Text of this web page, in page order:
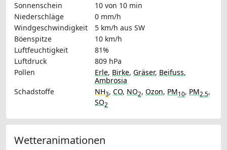
Sonnenschein
10 von 10 min
Niederschläge
0 mm/h
Windgeschwindigkeit
5 km/h aus SW
Böenspitze
10 km/h
Luftfeuchtigkeit
81%
Luftdruck
809 hPa
Pollen
Erle, Birke, Gräser, Beifuss,
Ambrosia
Schadstoffe
NH3, CO, NO2, Ozon, PM10, PM2.5,
SO2
Wetteranimationen